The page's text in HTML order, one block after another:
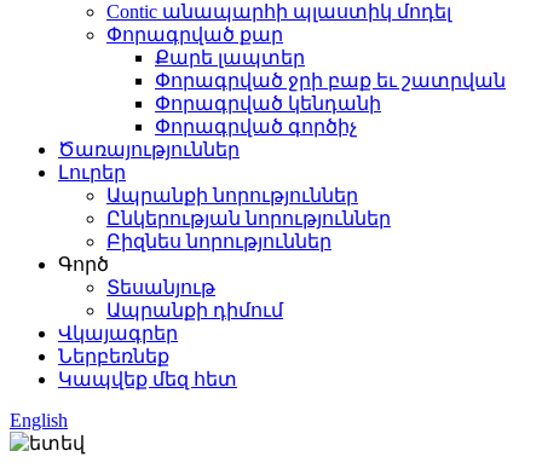
Contic անապարհի պլաստիկ մոդել
Փորագրված քար
Քարե լապտեր
Փորագրված ջրի բաք եւ շատրվան
Փորագրված կենդանի
Փորագրված գործիչ
Ծառայություններ
Լուրեր
Ապրանքի նորություններ
Ընկերության նորություններ
Բիզնես նորություններ
Գործ
Տեսանյութ
Ապրանքի դիմում
Վկայագրեր
Ներբեռնեք
Կապվեք մեզ հետ
English